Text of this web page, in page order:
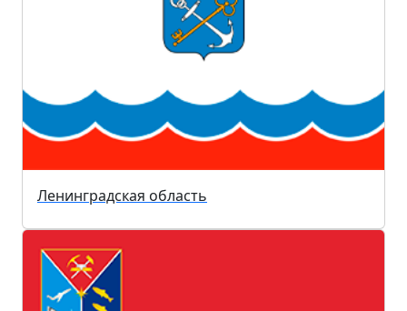
Ленинградская область